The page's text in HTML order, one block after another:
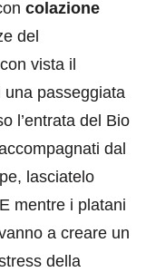
colazione
del
vista il
passeggiata
l’entrata del Bio
dal
lasciatelo
mentre i platani
a creare un
della